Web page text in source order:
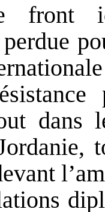
front
dans